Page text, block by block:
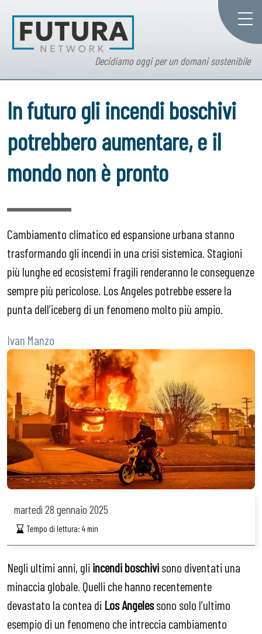
Decidiamo oggi per un domani sostenibile
In futuro gli incendi boschivi
potrebbero aumentare, e il
mondo non è pronto
Cambiamento climatico ed espansione urbana stanno
trasformando gli incendi in una crisi sistemica. Stagioni
più lunghe ed ecosistemi fragili renderanno le conseguenze
sempre più pericolose. Los Angeles potrebbe essere la
punta dell’iceberg di un fenomeno molto più ampio.
Ivan Manzo
martedì 28 gennaio 2025
Tempo di lettura:4min
Negli ultimi anni, gli incendi boschivisono diventati una
minaccia globale. Quelli che hanno recentemente
devastato la contea di Los Angelessono solo l’ultimo
esempio di un fenomeno che intreccia cambiamento